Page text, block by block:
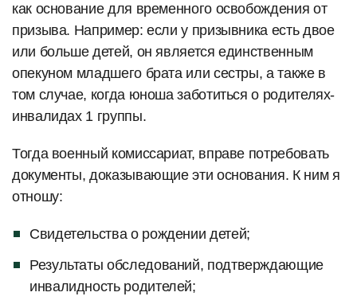
как основание для временного освобождения от
призыва. Например: если у призывника есть двое
или больше детей, он является единственным
опекуном младшего брата или сестры, а также в
том случае, когда юноша заботиться о родителях-
инвалидах 1 группы.
Тогда военный комиссариат, вправе потребовать
документы, доказывающие эти основания. К ним я
отношу:
Свидетельства о рождении детей;
Результаты обследований, подтверждающие
инвалидность родителей;